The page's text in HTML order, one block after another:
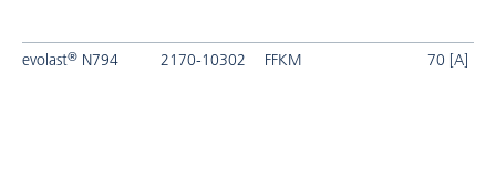
evolast® N794 2170-10302 FFKM 70 [A]